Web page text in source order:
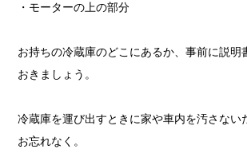
・モーターの上の部分
お持ちの冷蔵庫のどこにあるか、事前に説明
おきましょう。
冷蔵庫を運び出すときに家や車内を汚さない
お忘れなく。